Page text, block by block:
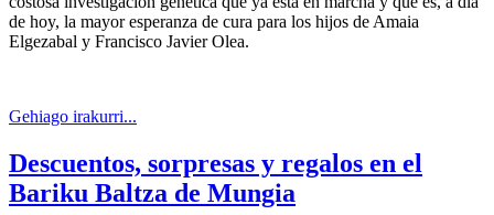
de hoy, la mayor esperanza de cura para los hijos de Amaia
Elgezabal y Francisco Javier Olea.
Gehiago irakurri...
Descuentos, sorpresas y regalos en el
Bariku Baltza de Mungia